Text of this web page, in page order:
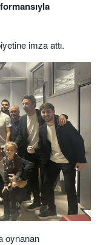
imza attı.
oynanan